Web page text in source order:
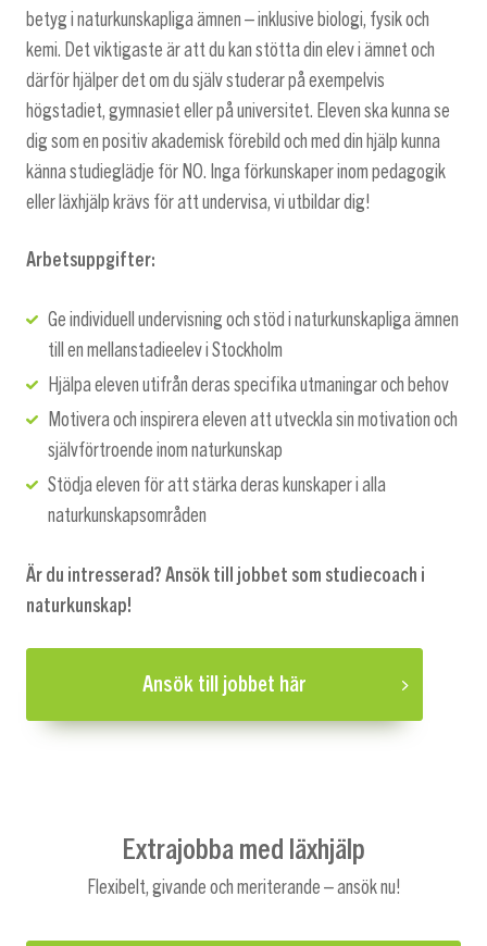
betyg i naturkunskapliga ämnen – inklusive biologi, fysik och
kemi. Det viktigaste är att du kan stötta din elev i ämnet och
därför hjälper det om du själv studerar på exempelvis
högstadiet, gymnasiet eller på universitet. Eleven ska kunna se
dig som en positiv akademisk förebild och med din hjälp kunna
känna studieglädje för NO. Inga förkunskaper inom pedagogik
eller läxhjälp krävs för att undervisa, vi utbildar dig!
Arbetsuppgifter:
Ge individuell undervisning och stöd i naturkunskapliga ämnen
till en mellanstadieelev i Stockholm
Hjälpa eleven utifrån deras specifika utmaningar och behov
Motivera och inspirera eleven att utveckla sin motivation och
självförtroende inom naturkunskap
Stödja eleven för att stärka deras kunskaper i alla
naturkunskapsområden
Är du intresserad? Ansök till jobbet som studiecoach i
naturkunskap!
Ansök till jobbet här
Extrajobba med läxhjälp
Flexibelt, givande och meriterande – ansök nu!